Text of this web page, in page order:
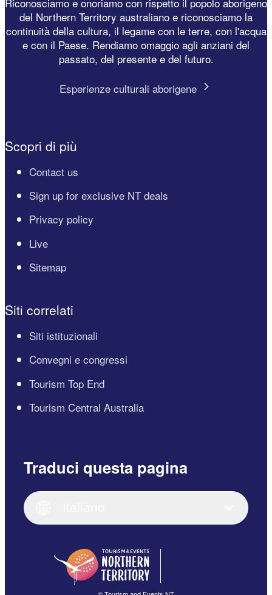
del Northern Territory australiano e riconosciamo la
continuità della cultura, il legame con le terre, con l'acqua
e con il Paese. Rendiamo omaggio agli anziani del
passato, del presente e del futuro.
Esperienze culturali aborigene
Scopri di più
Contact us
Sign up for exclusive NT deals
Privacy policy
Live
Sitemap
Siti correlati
Siti istituzionali
Convegni e congressi
Tourism Top End
Tourism Central Australia
Traduci questa pagina
English
(Singapore)
繁體中文